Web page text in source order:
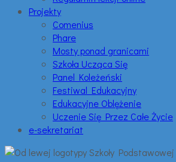
Projekty
Comenius
Phare
Mosty ponad granicami
Szkoła Ucząca Się
Panel Koleżeński
Festiwal Edukacyjny
Edukacyjne Oblężenie
Uczenie Się Przez Całe Życie
e-sekretariat